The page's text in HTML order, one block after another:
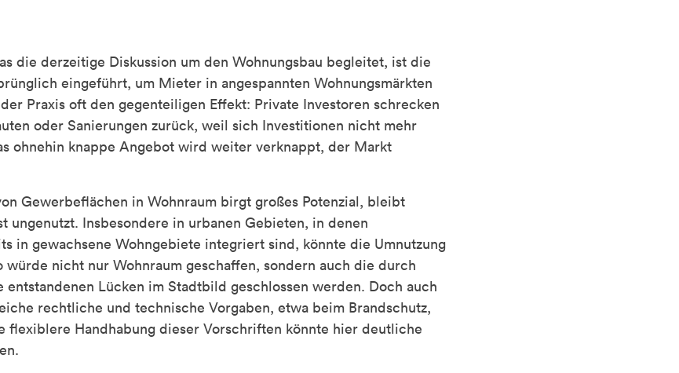
die derzeitige Diskussion um den Wohnungsbau begleitet, ist die
eingeführt, um Mieter in angespannten Wohnungsmärkten
Praxis oft den gegenteiligen Effekt: Private Investoren schrecken
oder Sanierungen zurück, weil sich Investitionen nicht mehr
ohnehin knappe Angebot wird weiter verknappt, der Markt
Gewerbeflächen in Wohnraum birgt großes Potenzial, bleibt
ungenutzt. Insbesondere in urbanen Gebieten, in denen
in gewachsene Wohngebiete integriert sind, könnte die Umnutzung
würde nicht nur Wohnraum geschaffen, sondern auch die durch
entstandenen Lücken im Stadtbild geschlossen werden. Doch auch
rechtliche und technische Vorgaben, etwa beim Brandschutz,
flexiblere Handhabung dieser Vorschriften könnte hier deutliche